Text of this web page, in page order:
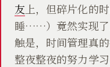
友 上，但碎片化的
睡……）竟然实现了
触是，时间管理真
整夜整夜的努力学